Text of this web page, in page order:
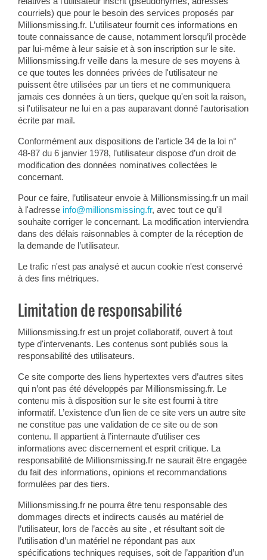
courriels) que pour le besoin des services proposés par
Millionsmissing.fr. L’utilisateur fournit ces informations en
toute connaissance de cause, notamment lorsqu’il procède
par lui-même à leur saisie et à son inscription sur le site.
Millionsmissing.fr veille dans la mesure de ses moyens à
ce que toutes les données privées de l'utilisateur ne
puissent être utilisées par un tiers et ne communiquera
jamais ces données à un tiers, quelque qu'en soit la raison,
si l'utilisateur ne lui en a pas auparavant donné l'autorisation
écrite par mail.
Conformément aux dispositions de l’article 34 de la loi n°
48-87 du 6 janvier 1978, l’utilisateur dispose d’un droit de
modification des données nominatives collectées le
concernant.
Pour ce faire, l’utilisateur envoie à Millionsmissing.fr un mail
à l'adresse info@millionsmissing.fr, avec tout ce qu'il
souhaite corriger le concernant. La modification interviendra
dans des délais raisonnables à compter de la réception de
la demande de l’utilisateur.
Le trafic n'est pas analysé et aucun cookie n'est conservé
à des fins métriques.
Limitation de responsabilité
Millionsmissing.fr est un projet collaboratif, ouvert à tout
type d'intervenants. Les contenus sont publiés sous la
responsabilité des utilisateurs.
Ce site comporte des liens hypertextes vers d’autres sites
qui n’ont pas été développés par Millionsmissing.fr. Le
contenu mis à disposition sur le site est fourni à titre
informatif. L’existence d’un lien de ce site vers un autre site
ne constitue pas une validation de ce site ou de son
contenu. Il appartient à l’internaute d’utiliser ces
informations avec discernement et esprit critique. La
responsabilité de Millionsmissing.fr ne saurait être engagée
du fait des informations, opinions et recommandations
formulées par des tiers.
Millionsmissing.fr ne pourra être tenu responsable des
dommages directs et indirects causés au matériel de
l’utilisateur, lors de l’accès au site , et résultant soit de
l’utilisation d’un matériel ne répondant pas aux
spécifications techniques requises, soit de l’apparition d’un